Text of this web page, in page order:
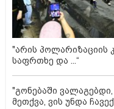
"არის პოლარიზაციის
საფრთხე და ...“
"გონებაში
მეთქვა, ვის უნდა